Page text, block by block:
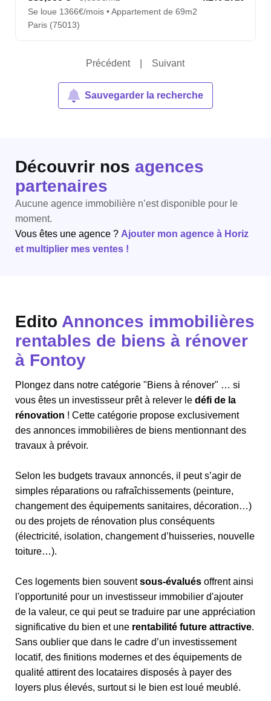
Se loue 1366€/mois • Appartement de 69m2
Paris (75013)
Précédent Suivant
Sauvegarder la recherche
Découvrir nos agences
partenaires
Aucune agence immobilière n’est disponible pour le
moment.
Vous êtes une agence ? Ajouter mon agence à Horiz
et multiplier mes ventes !
Edito Annonces immobilières
rentables de biens à rénover
à Fontoy
Plongez dans notre catégorie "Biens à rénover" … si
vous êtes un investisseur prêt à relever le défi de la
rénovation ! Cette catégorie propose exclusivement
des annonces immobilières de biens mentionnant des
travaux à prévoir.
Selon les budgets travaux annoncés, il peut s’agir de
simples réparations ou rafraîchissements (peinture,
changement des équipements sanitaires, décoration…)
ou des projets de rénovation plus conséquents
(électricité, isolation, changement d’huisseries, nouvelle
toiture…).
Ces logements bien souventsous-évalués offrent ainsi
l'opportunité pour un investisseur immobilier d'ajouter
de la valeur, ce qui peut se traduire par une appréciation
significative du bien et une rentabilité future attractive.
Sans oublier que dans le cadre d’un investissement
locatif, des finitions modernes et des équipements de
qualité attirent des locataires disposés à payer des
loyers plus élevés, surtout si le bien est loué meublé.